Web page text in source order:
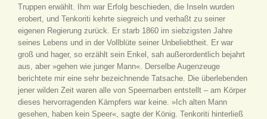
Truppen erwählt. Ihm war Erfolg beschieden, die Inseln wurden
erobert, und Tenkoriti kehrte siegreich und verhaßt zu seiner
eigenen Regierung zurück. Er starb 1860 im siebzigsten Jahre
seines Lebens und in der Vollblüte seiner Unbeliebtheit. Er war
groß und hager, so erzählt sein Enkel, sah außerordentlich bejahrt
aus, aber »gehen wie junger Mann«. Derselbe Augenzeuge
berichtete mir eine sehr bezeichnende Tatsache. Die überlebenden
jener wilden Zeit waren alle von Speernarben entstellt – am Körper
dieses hervorragenden Kämpfers war keine. »Ich alten Mann
gesehen, haben kein Speer«, sagte der König. Tenkoriti hinterließ